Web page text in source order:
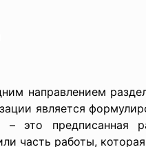
направлением
является
– это предписанная
часть работы,